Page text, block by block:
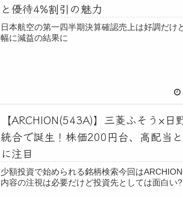
と優待4%割引の魅力
日本航空の第一四半期決算確認売上は好調だけ
幅に減益の結果に
【ARCHION(543A)】三菱ふそう×日
統合で誕生！株価200円台、高配当
に注目
少額投資で始められる銘柄検索今回は
内容の注視は必要だけど投資先としては面白い?